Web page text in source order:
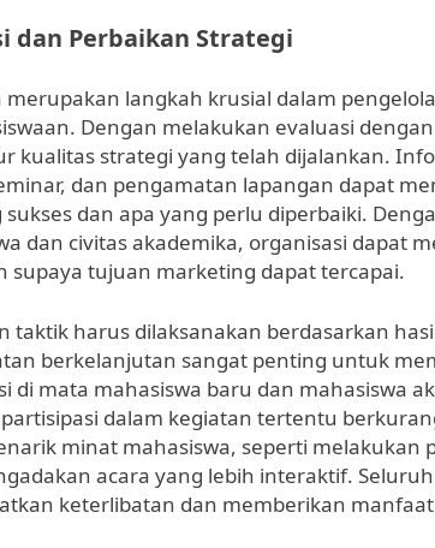
dan Perbaikan Strategi
merupakan langkah krusial dalam
Dengan melakukan evaluasi
kualitas strategi yang telah dijalankan.
dan pengamatan lapangan dapat
sukses dan apa yang perlu diperbaiki.
dan civitas akademika, organisasi dapat
supaya tujuan marketing dapat tercapai.
taktik harus dilaksanakan berdasarkan
berkelanjutan sangat penting untuk
di mata mahasiswa baru dan mahasiswa
dalam kegiatan tertentu
minat mahasiswa, seperti melakukan
acara yang lebih interaktif.
keterlibatan dan memberikan